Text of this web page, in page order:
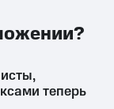
теперь